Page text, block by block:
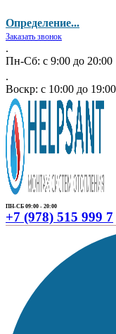
Определение...
Заказать звонок
.
Пн-Сб: с 9:00 до 20:00
.
Воскр: с 10:00 до 19:00
ПН-СБ 09:00 - 20:00
+7 (978) 515 999 7